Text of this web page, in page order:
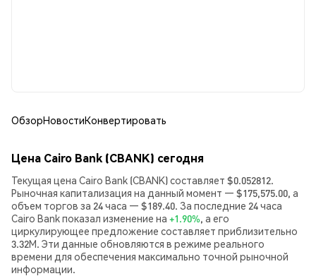
ОбзорНовостиКонвертировать
Цена Cairo Bank (CBANK) сегодня
Текущая цена Cairo Bank (CBANK) составляет $0.052812.
Рыночная капитализация на данный момент — $175,575.00, а
объем торгов за 24 часа — $189.40. За последние 24 часа
Cairo Bank показал изменение на +1.90%, а его
циркулирующее предложение составляет приблизительно
3.32M. Эти данные обновляются в режиме реального
времени для обеспечения максимально точной рыночной
информации.